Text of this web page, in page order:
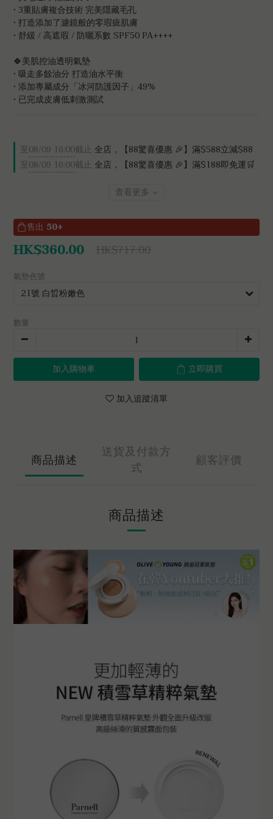
• 3重貼膚複合技術 完美隱藏毛孔
• 打造添加了濾鏡般的零瑕疵肌膚
• 舒緩 / 高遮瑕 / 防曬系數 SPF50 PA++++
🍀美肌控油透明氣墊
• 吸走多餘油分 打造油水平衡
• 添加專屬成分「冰河防護因子」49%
• 已完成皮膚低刺激測試
至08/09 16:00截止 全店，【88驚喜優惠 🎉】滿$588立減$88
至08/09 16:00截止 全店，【88驚喜優惠 🎉】滿$188即免運🛒
查看更多
售出 50+
HK$360.00 HK$717.00
氣墊色號
數量
加入購物車 立即購買
加入追蹤清單
商品描述
送貨及付款方
式
顧客評價
商品描述